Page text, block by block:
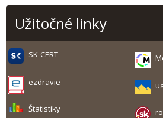
Užitočné linky
SK-CERT
ezdravie
Štatistiky